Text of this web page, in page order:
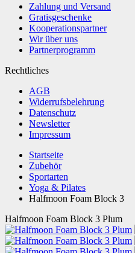
Zahlung und Versand
Gratisgeschenke
Kooperationspartner
Wir über uns
Partnerprogramm
Rechtliches
AGB
Widerrufsbelehrung
Datenschutz
Newsletter
Impressum
Startseite
Zubehör
Sportarten
Yoga & Pilates
Halfmoon Foam Block 3
Halfmoon Foam Block 3 Plum